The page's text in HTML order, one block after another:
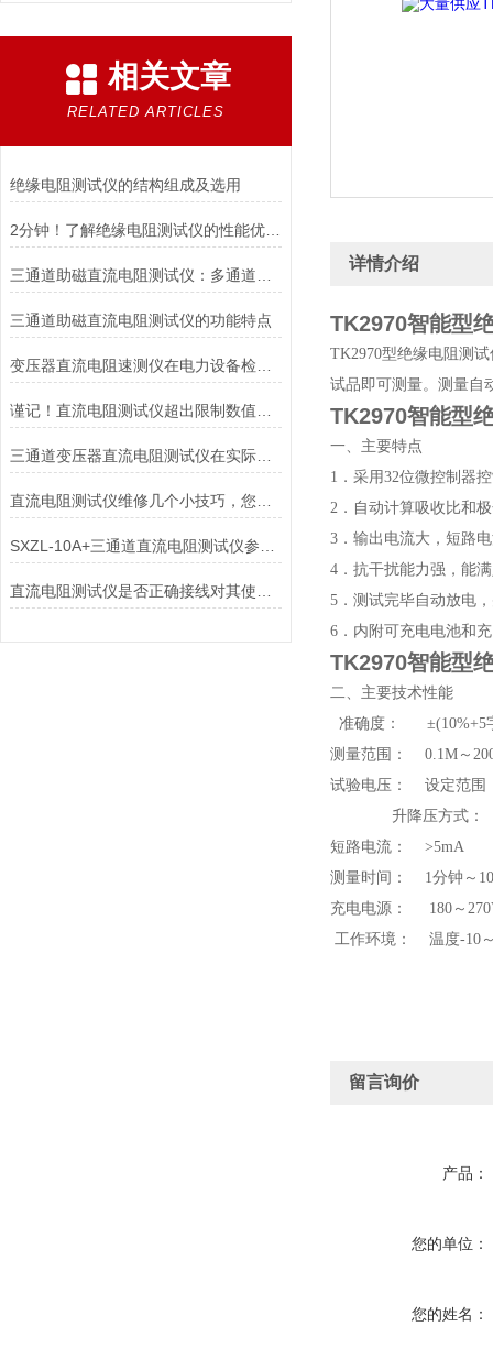
相关文章
RELATED ARTICLES
绝缘电阻测试仪的结构组成及选用
2分钟！了解绝缘电阻测试仪的性能优势！
三通道助磁直流电阻测试仪的功能特点
三通道变压器直流电阻测试仪在实际工程中的应用有哪些？
详情介绍
TK2970智能型
TK2970型绝缘电阻测
试品即可测量。测量自
TK2970智能型
一、主要特点
1．采用32位微控制器
2．自动计算吸收比和
3．输出电流大，短路
4．抗干扰能力强，能
5．测试完毕自动放电
6．内附可充电电池和
TK2970智能型
二、主要技术性能
准确度： ±(10%+5
测量范围： 0.1M～
试验电压： 设定范
升降压方式： 连
短路电流： >5mA
测量时间： 1分钟～
充电电源： 180～
工作环境： 温度-10
留言询价
产品：
您的单位：
您的姓名：